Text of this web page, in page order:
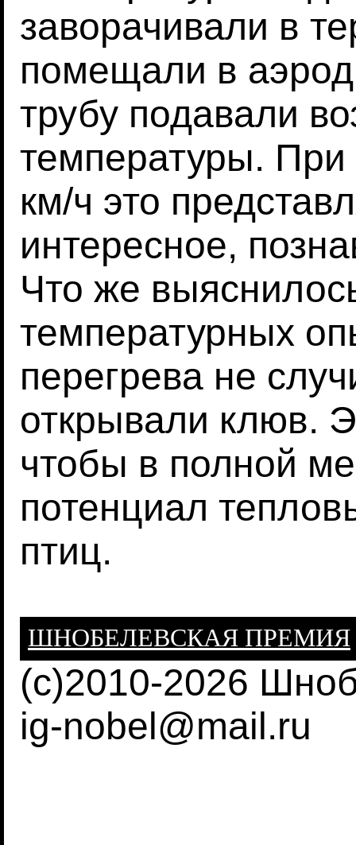
заворачивали в
помещали в
трубу подавали
температуры. При
км/ч это
интересное,
Что же
температурных
перегрева не
открывали клюв.
чтобы в полной
потенциал
птиц.
ШНОБЕЛЕВСКАЯ ПРЕМИЯ
(c)2010-2026
ig-nobel@mail.ru